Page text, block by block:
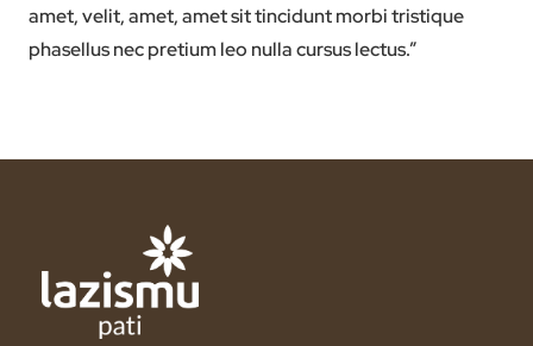
amet, velit, amet, amet sit tincidunt morbi tristique
phasellus nec pretium leo nulla cursus lectus.”